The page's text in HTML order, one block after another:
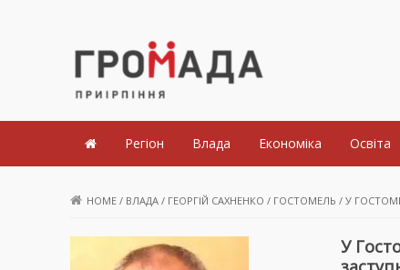
Громада Приірпіння
Регіон Влада Економіка Освіта
HOME / ВЛАДА / ГЕОРГІЙ САХНЕНКО / ГОСТОМЕЛЬ / У
У